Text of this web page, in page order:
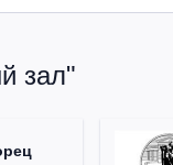
зал"